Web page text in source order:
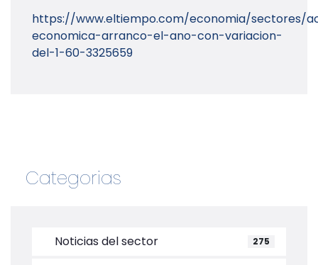
https://www.eltiempo.com/economia/sectores/
economica-arranco-el-ano-con-variacion-
del-1-60-3325659
Categorias
Noticias del sector 275